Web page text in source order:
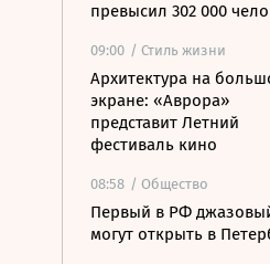
превысил 302 000
09:00 / Стиль жизни
Архитектура на
экране: «Аврора»
представит Летний
фестиваль кино
08:58 / Общество
Первый в РФ
могут открыть в